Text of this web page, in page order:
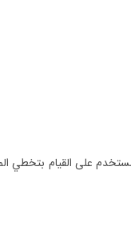
على القيام بتخطي